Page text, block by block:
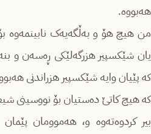
هەبووە.
من هیچ هۆ و بەڵگەیەک نابینمەوە
یان شێکسپیر هزرگەلێکی ڕەسەن و
کە پێیان وایە شێکسپیر هزراندنی
کە هیچ کاتێ دەستیان بۆ نووسینی
بیر کردوەتەوە و، هەموومان